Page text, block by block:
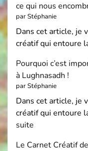
ce qui nous
par Stéphanie
Dans cet article, je
créatif qui entoure
Pourquoi c’est
à Lughnasadh !
par Stéphanie
Dans cet article, je
créatif qui entoure
suite
Le Carnet Créatif